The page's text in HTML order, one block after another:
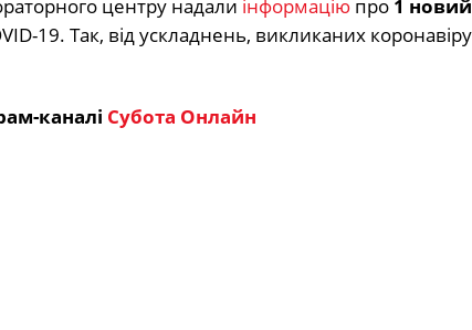
центру надали інформаціюпро 1
19. Так, від ускладнень, викликаних
каналі Субота Онлайн